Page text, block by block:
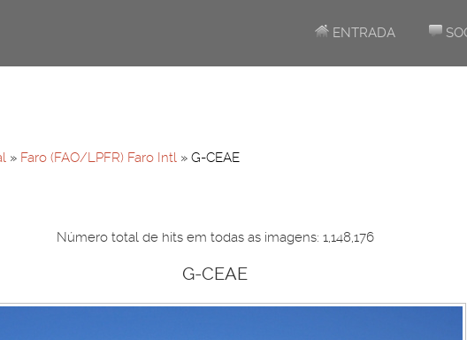
ENTRADA
» Faro (FAO/LPFR) Faro Intl » G-CEAE
Número total de hits em todas as imagens: 1,148,176
G-CEAE